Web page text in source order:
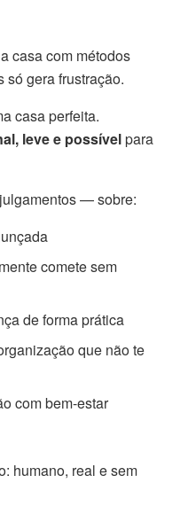
casa com métodos
só gera frustração.
casa perfeita.
leve e possívelpara
— sobre:
comete sem
de forma prática
que não te
com bem-estar
humano, real e sem